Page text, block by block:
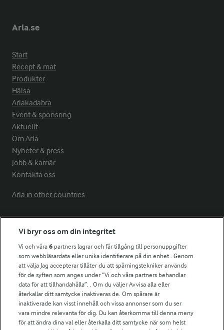
Arla.se
Start
Recept & mat
Produkter
Hälsa
Arlakadabra
Event & sponsring
Aktuellt
Om Arla
Nyheter & press
Jobb & karriär
Kontakta oss
Arla in other countries
Fler Arlasajter
För ägare
Arlas kundportal
Arla.com
Falbygdens Ost
Arla webbshop
Bildbank
Vi bryr oss om din integritet
Vi och våra6 partners lagrar och får tillgång till personuppgifter
som webbläsardata eller unika identifierare på din enhet . Genom
att välja Jag accepterar tillåter du att spårningstekniker används
för de syften som anges under ”Vi och våra partners behandlar
data för att tillhandahålla”. . Om du väljer Avvisa alla eller
återkallar ditt samtycke inaktiveras de. Om spårare är
inaktiverade kan visst innehåll och vissa annonser som du ser
vara mindre relevanta för dig. Du kan återkomma till denna meny
för att ändra dina val eller återkalla ditt samtycke när som helst